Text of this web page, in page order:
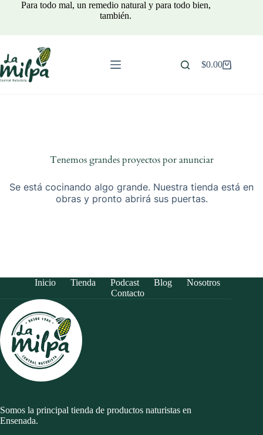
Para todo mal, un remedio natural y para todo bien,
también.
Carro
$0.00
Tenemos grandes proyectos por anunciar
Se está cocinando algo grande. Nuestra tienda está en
obras y pronto abrirá sus puertas.
Inicio Tienda Podcast Blog
Nosotros
Contacto
Somos la principal tienda de productos naturistas en
Ensenada.